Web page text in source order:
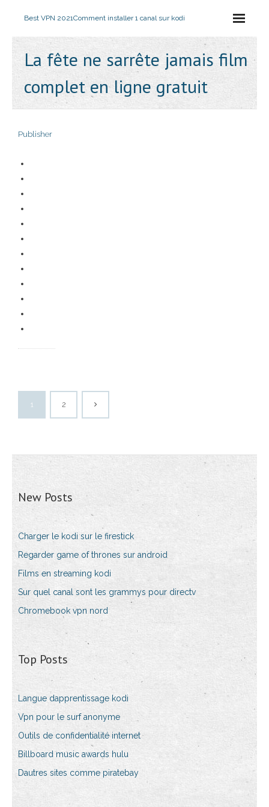
Best VPN 2021Comment installer 1 canal sur kodi
La fête ne sarrête jamais film
complet en ligne gratuit
Publisher
1 2
New Posts
Charger le kodi sur le firestick
Regarder game of thrones sur android
Films en streaming kodi
Sur quel canal sont les grammys pour directv
Chromebook vpn nord
Top Posts
Langue dapprentissage kodi
Vpn pour le surf anonyme
Outils de confidentialité internet
Billboard music awards hulu
Dautres sites comme piratebay